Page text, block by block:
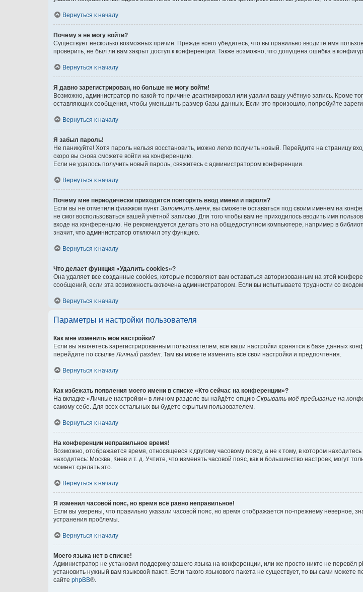
Вернуться к началу
Почему я не могу войти?
Существует несколько возможных причин. Прежде всего убедитесь, что вы правильно вводите имя
проверить, не был ли вам закрыт доступ к конференции. Также возможно, что допущена ошибка в
Вернуться к началу
Я давно зарегистрирован, но больше не могу войти!
Возможно, администратор по какой-то причине деактивировал или удалил вашу учётную запись. Кроме
оставляющих сообщения, чтобы уменьшить размер базы данных. Если это произошло, попробуйте
Вернуться к началу
Я забыл пароль!
Не паникуйте! Хотя пароль нельзя восстановить, можно легко получить новый. Перейдите на страницу
скоро вы снова сможете войти на конференцию.
Если не удалось получить новый пароль, свяжитесь с администратором конференции.
Вернуться к началу
Почему мне периодически приходится повторять ввод имени и пароля?
Если вы не отметили флажком пункт Запомнить меня, вы сможете оставаться под своим именем на
не смог воспользоваться вашей учётной записью. Для того чтобы вам не приходилось вводить имя
входе на конференцию. Не рекомендуется делать это на общедоступном компьютере, например в
значит, что администратор отключил эту функцию.
Вернуться к началу
Что делает функция «Удалить cookies»?
Она удаляет все созданные cookies, которые позволяют вам оставаться авторизованным на этой
сообщений, если эта возможность включена администратором. Если вы испытываете трудности со
Вернуться к началу
Параметры и настройки пользователя
Как мне изменить мои настройки?
Если вы являетесь зарегистрированным пользователем, все ваши настройки хранятся в базе данных
перейдите по ссылкеЛичный раздел. Там вы можете изменить все свои настройки и предпочтения.
Вернуться к началу
Как избежать появления моего имени в списке «Кто сейчас на конференции»?
На вкладке «Личные настройки» в личном разделе вы найдёте опцию Скрывать моё пребывание на
самому себе. Для всех остальных вы будете скрытым пользователем.
Вернуться к началу
На конференции неправильное время!
Возможно, отображается время, относящееся к другому часовому поясу, а не к тому, в котором
находитесь: Москва, Киев и т. д. Учтите, что изменять часовой пояс, как и большинство настроек, могут
момент сделать это.
Вернуться к началу
Я изменил часовой пояс, но время всё равно неправильное!
Если вы уверены, что правильно указали часовой пояс, но время отображается по-прежнему неверное,
устранения проблемы.
Вернуться к началу
Моего языка нет в списке!
Администратор не установил поддержку вашего языка на конференции, или же просто никто не
установить нужный вам языковой пакет. Если такого языкового пакета не существует, то вы сами
сайте phpBB®.